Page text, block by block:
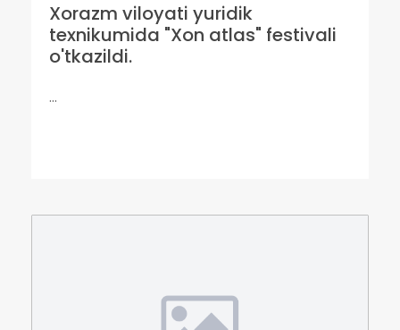
Xorazm viloyati yuridik
texnikumida "Xon atlas" festivali
o'tkazildi.
...